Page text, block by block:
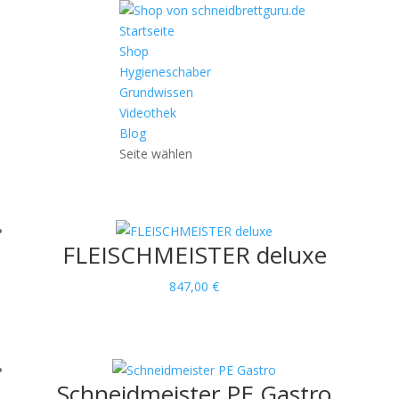
Startseite
Shop
Hygieneschaber
Grundwissen
Videothek
Blog
Seite wählen
FLEISCHMEISTER deluxe
847,00€